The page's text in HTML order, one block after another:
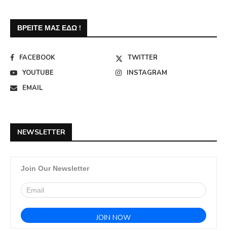
ΒΡΕΊΤΕ ΜΑΣ ΕΔΏ !
FACEBOOK
TWITTER
YOUTUBE
INSTAGRAM
EMAIL
NEWSLETTER
Join Our Newsletter